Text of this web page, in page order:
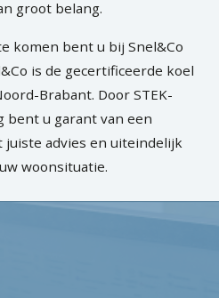
groot belang.
komen bent u bij Snel&Co
is de gecertificeerde koel
Brabant. Door STEK-
u garant van een
advies en uiteindelijk
woonsituatie.